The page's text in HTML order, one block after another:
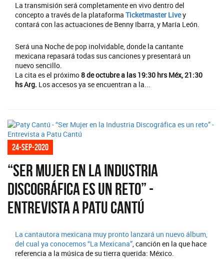
La transmisión será completamente en vivo dentro del
concepto a través de la plataforma Ticketmaster Livey
contará con las actuaciones de Benny Ibarra, y María León.
Será una Noche de pop inolvidable, donde la cantante
mexicana repasará todas sus canciones y presentará un
nuevo sencillo.
La cita es el próximo8 de octubre a las 19:30 hrs Méx, 21:30
hs Arg. Los accesos ya se encuentran a la...
24-sep-2020
“Ser Mujer en la Industria
Discográfica es un reto” -
Entrevista a Patu Cantú
La cantautora mexicana muy pronto lanzará un nuevo álbum,
del cual ya conocemos“La Mexicana”, canción en la que hace
referencia a la música de su tierra querida: México.